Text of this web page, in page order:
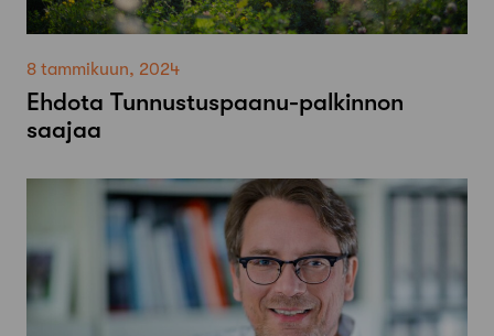
8 tammikuun, 2024
Ehdota Tunnustuspaanu-palkinnon
saajaa